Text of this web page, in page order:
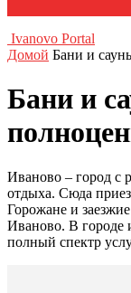
Ivanovo Portal
Домой Бани и
Бани и
Иваново – город с
отдыха. Сюда
Горожане и
Иваново. В городе
полный спектр